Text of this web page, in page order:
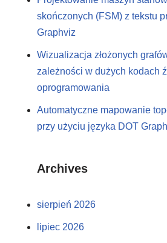
skończonych (FSM) z tekstu
Graphviz
Wizualizacja złożonych
zależności w dużych kodach
oprogramowania
Automatyczne mapowanie
przy użyciu języka DOT
Archives
sierpień 2026
lipiec 2026